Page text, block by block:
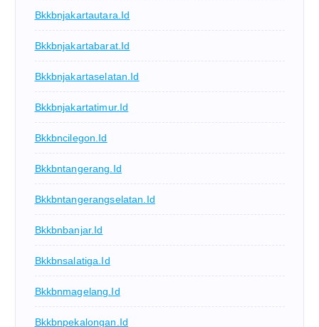
Bkkbnjakartautara.id
Bkkbnjakartabarat.id
Bkkbnjakartaselatan.id
Bkkbnjakartatimur.id
Bkkbncilegon.id
Bkkbntangerang.id
Bkkbntangerangselatan.id
Bkkbnbanjar.id
Bkkbnsalatiga.id
Bkkbnmagelang.id
Bkkbnpekalongan.id